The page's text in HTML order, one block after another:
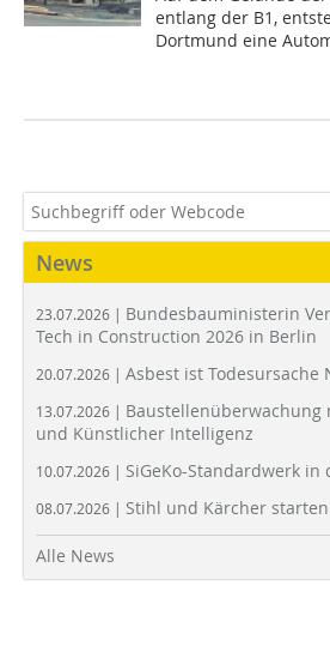
entlang der B1,
Dortmund eine
News
23.07.2026 | Bundesbauministerin
Tech in Construction 2026 in Berlin
20.07.2026 | Asbest ist Todesursache
13.07.2026 | Baustellenüberwachung
und Künstlicher Intelligenz
10.07.2026 | SiGeKo-Standardwerk in
08.07.2026 | Stihl und Kärcher
Alle News